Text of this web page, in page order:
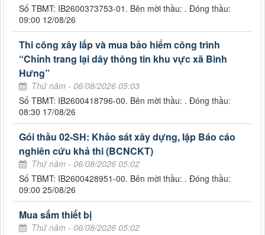
Số TBMT: IB2600373753-01. Bên mời thầu: . Đóng thầu:
09:00 12/08/26
Thi công xây lắp và mua bảo hiểm công trình
“Chỉnh trang lại dây thông tin khu vực xã Bình
Hưng”
Thứ năm - 06/08/2026 05:03
Số TBMT: IB2600418796-00. Bên mời thầu: . Đóng thầu:
08:30 17/08/26
Gói thầu 02-SH: Khảo sát xây dựng, lập Báo cáo
nghiên cứu khả thi (BCNCKT)
Thứ năm - 06/08/2026 05:02
Số TBMT: IB2600428951-00. Bên mời thầu: . Đóng thầu:
09:00 25/08/26
Mua sắm thiết bị
Thứ năm - 06/08/2026 05:02